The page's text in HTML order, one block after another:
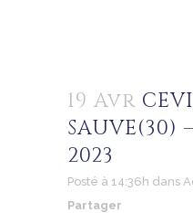
19 Avr
SAUVE(30)
2023
Posté à 14:36h dans
Partager